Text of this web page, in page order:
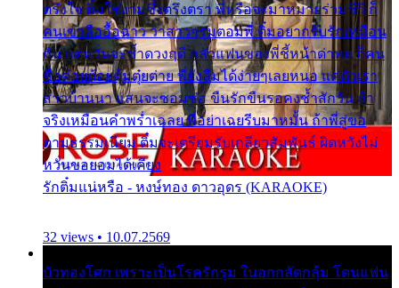
ตรึงใจ ติ๋มใช่งามซึ้งตรึงตรา พี่หรือจะมาหมายร่วมชีวี ก็
คนเขาลืออื้อฉาว ว่าสาวๆรุมตอมพี่ ติ๋มอยากรับรักเหมือน
กัน แต่หวั่นจะช้ำดวงฤดี กลัวแฟนของพี่ชี้หน้าด่าทอ ก็คน
ชื่อต๋อยต้อยตุ้มตุ๋ยต่าย พี่ยังลืมได้ง่ายๆเลยหนอ แค่ตัวเรา
สาวบ้านนา แสนจะซอมซ่อ ขืนรักขืนรอคงช้ำสักวัน ถ้า
จริงเหมือนคำพร่ำเฉลย พี่อย่าเฉยรีบมาหมั้น ถ้าพี่สู่ขอ
ตามธรรมเนียม ติ๋มจะเตรียมรับเกลียวสัมพันธ์ ผิดหวังไม่
หวั่นขอยอมได้เคียง
รักติ๋มแน่หรือ - หงษ์ทอง ดาวอุดร (KARAOKE)
32 views • 10.07.2569
บัวทองโศก เพราะเป็นโรครักรุม ในอกกลัดกลุ้ม โดนแฟน